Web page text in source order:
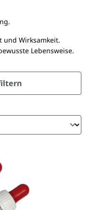
und Wirksamkeit.
Lebensweise.